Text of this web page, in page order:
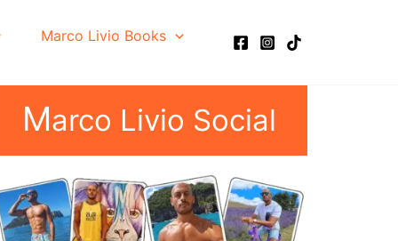
Marco Livio Books
Marco Livio Social